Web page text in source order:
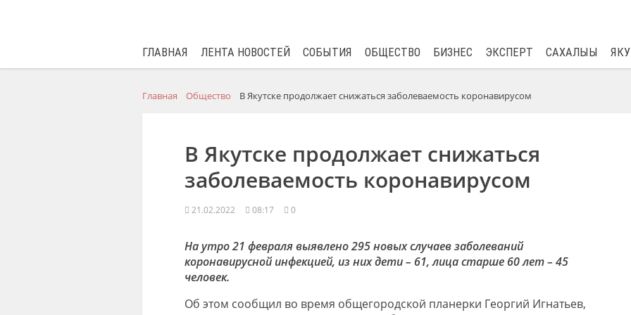
ГЛАВНАЯ ЛЕНТА НОВОСТЕЙ СОБЫТИЯ ОБЩЕСТВО БИЗНЕС ЭКСПЕРТ САХАЛЫЫ
Главная Общество В Якутске продолжает снижаться заболеваемость коронавирусом
В Якутске продолжает снижаться
заболеваемость коронавирусом
21.02.2022 08:17 0
На утро 21 февраля выявлено 295 новых случаев заболеваний
коронавирусной инфекцией, из них дети – 61, лица старше 60 лет – 45
человек.
Об этом сообщил во время общегородской планерки Георгий Игнатьев,